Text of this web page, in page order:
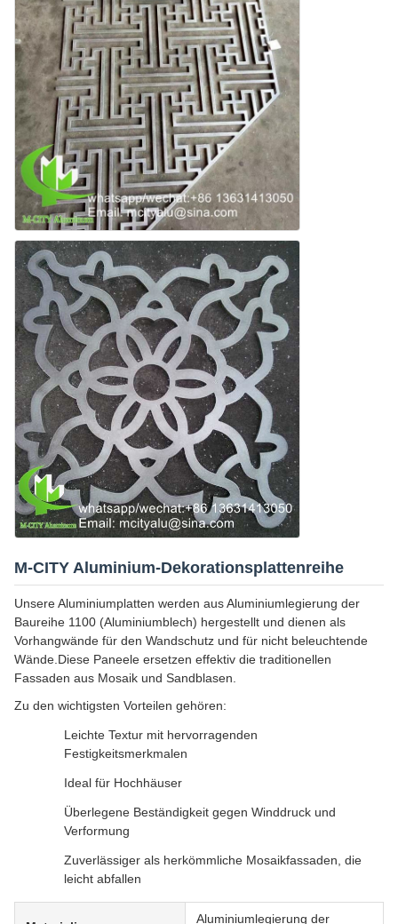
M-CITY Aluminium-Dekorationsplattenreihe
Unsere Aluminiumplatten werden aus Aluminiumlegierung der
Baureihe 1100 (Aluminiumblech) hergestellt und dienen als
Vorhangwände für den Wandschutz und für nicht beleuchtende
Wände.Diese Paneele ersetzen effektiv die traditionellen
Fassaden aus Mosaik und Sandblasen.
Zu den wichtigsten Vorteilen gehören:
Leichte Textur mit hervorragenden
Festigkeitsmerkmalen
Ideal für Hochhäuser
Überlegene Beständigkeit gegen Winddruck und
Verformung
Zuverlässiger als herkömmliche Mosaikfassaden, die
leicht abfallen
Aluminiumlegierung der